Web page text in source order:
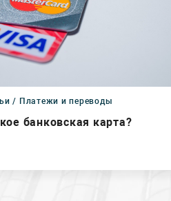
/ Платежи и переводы
банковская карта?